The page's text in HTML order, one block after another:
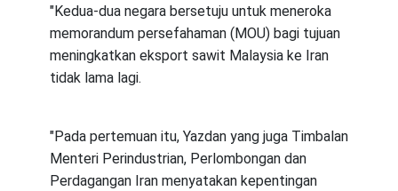
"Kedua-dua negara bersetuju untuk meneroka
memorandum persefahaman (MOU) bagi tujuan
meningkatkan eksport sawit Malaysia ke Iran
tidak lama lagi.
"Pada pertemuan itu, Yazdan yang juga Timbalan
Menteri Perindustrian, Perlombongan dan
Perdagangan Iran menyatakan kepentingan